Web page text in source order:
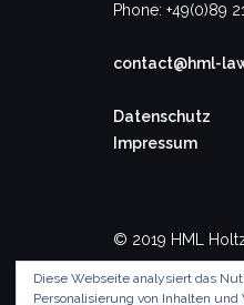
Phone: +49(0)89
contact@hml-
Datenschutz
Impressum
Diese Webseite analysiert das
Personalisierung von Inhalten
© 2019 HML